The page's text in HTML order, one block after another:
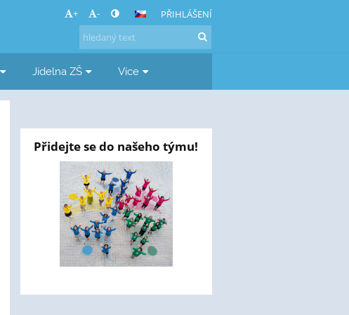
+ - PŘIHLÁŠENÍ
Jídelna ZŠ Více
Přidejte se do našeho týmu!